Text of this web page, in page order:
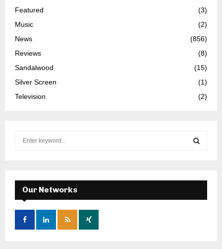
Featured
(3)
Music
(2)
News
(856)
Reviews
(8)
Sandalwood
(15)
Silver Screen
(1)
Television
(2)
f
o
:
E
A
Our Networks